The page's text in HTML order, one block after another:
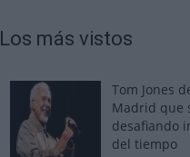
Los más vistos
Tom Jones
Madrid que
desafiando
del tiempo